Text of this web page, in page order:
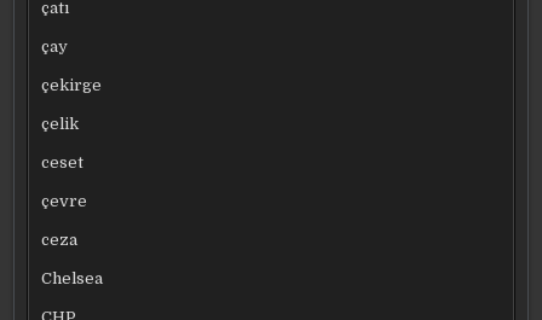
çatı
çay
çekirge
çelik
ceset
çevre
ceza
Chelsea